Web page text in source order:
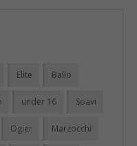
Elite Ballo
under 16 Soavi
Ogier Marzocchi